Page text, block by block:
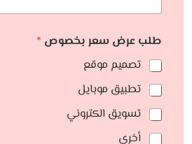
طلب عرض سعر بخصوص *
تصميم موقع
تطبيق موبايل
تسويق الكتروني
أخري